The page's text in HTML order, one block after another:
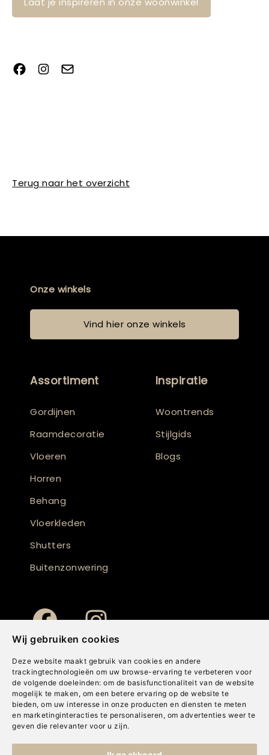
Wij gebruiken cookies
Deze website maakt gebruik van cookies en andere
trackingtechnologieën om uw browse-ervaring te verbeteren voor
de volgende doeleinden: om de basisfunctionaliteit van de website
mogelijk te maken , om een betere ervaring op de website te
bieden, om uw interesse in onze producten en diensten te meten
en marketinginteracties te personaliseren , om advertenties weer te
geven die relevanter voor u zijn.
Terug naar het overzicht
Onze winkels
Vind hier onze winkels
Assortiment
Gordijnen
Raamdecoratie
Vloeren
Horren
Behang
Vloerkleden
Shutters
Buitenzonwering
Inspiratie
Woontrends
Stijlgids
Blogs